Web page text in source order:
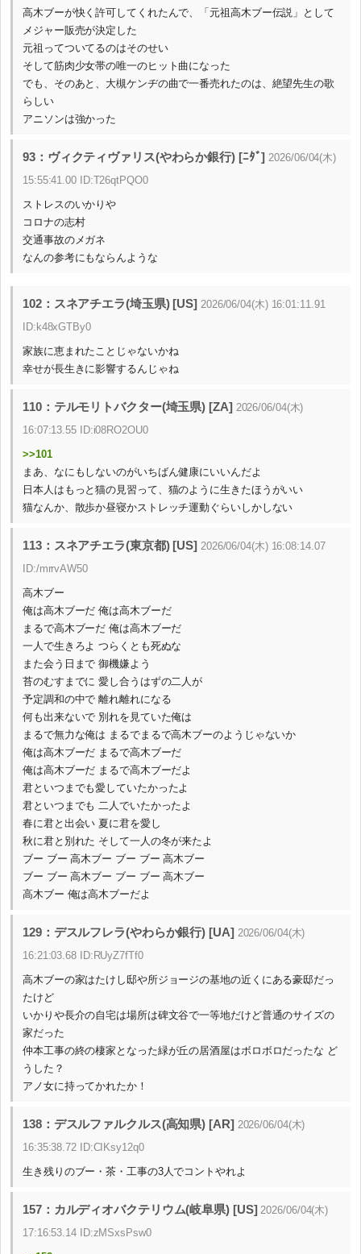
高木ブーが快く許可してくれたんで、「元祖高木ブー伝説」として
メジャー販売が決定した
元祖ってついてるのはそのせい
そして筋肉少女帯の唯一のヒット曲になった
でも、そのあと、大槻ケンヂの曲で一番売れたのは、絶望先生の歌
らしい
アニソンは強かった
93：ヴィクティヴァリス(やわらか銀行) [ﾆﾀﾞ] 2026/06/04(木)
15:55:41.00 ID:T26qtPQO0
ストレスのいかりや
コロナの志村
交通事故のメガネ
なんの参考にもならんような
102：スネアチエラ(埼玉県) [US] 2026/06/04(木) 16:01:11.91
ID:k48xGTBy0
家族に恵まれたことじゃないかね
幸せが長生きに影響するんじゃね
110：テルモリトバクター(埼玉県) [ZA] 2026/06/04(木)
16:07:13.55 ID:i08RO2OU0
>>101
まあ、なにもしないのがいちばん健康にいいんだよ
日本人はもっと猫の見習って、猫のように生きたほうがいい
猫なんか、散歩か昼寝かストレッチ運動ぐらいしかしない
113：スネアチエラ(東京都) [US] 2026/06/04(木) 16:08:14.07
ID:/mrrvAW50
高木ブー
俺は高木ブーだ 俺は高木ブーだ
まるで高木ブーだ 俺は高木ブーだ
一人で生きろよ つらくとも死ぬな
また会う日まで 御機嫌よう
苔のむすまでに 愛し合うはずの二人が
予定調和の中で 離れ離れになる
何も出来ないで 別れを見ていた俺は
まるで無力な俺は まるでまるで高木ブーのようじゃないか
俺は高木ブーだ まるで高木ブーだ
俺は高木ブーだ まるで高木ブーだよ
君といつまでも愛していたかったよ
君といつまでも 二人でいたかったよ
春に君と出会い 夏に君を愛し
秋に君と別れた そして一人の冬が来たよ
ブー ブー 高木ブー ブー ブー 高木ブー
ブー ブー 高木ブー ブー ブー 高木ブー
高木ブー 俺は高木ブーだよ
129：デスルフレラ(やわらか銀行) [UA] 2026/06/04(木)
16:21:03.68 ID:RUyZ7fTf0
高木ブーの家はたけし邸や所ジョージの基地の近くにある豪邸だっ
たけど
いかりや長介の自宅は場所は碑文谷で一等地だけど普通のサイズの
家だった
仲本工事の終の棲家となった緑が丘の居酒屋はボロボロだったな ど
うした？
アノ女に持ってかれたか！
138：デスルファルクルス(高知県) [AR] 2026/06/04(木)
16:35:38.72 ID:CIKsy12q0
生き残りのブー・茶・工事の3人でコントやれよ
157：カルディオバクテリウム(岐阜県) [US] 2026/06/04(木)
17:16:53.14 ID:zMSxsPsw0